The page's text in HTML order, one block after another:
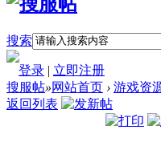
搜索
登录 | 立即注册
搜服帖»网站首页 › 游戏资
返回列表